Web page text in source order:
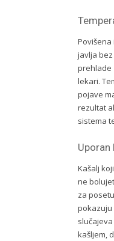
javlja
prehlade
lekari.
pojave
rezultat
sistema
Uporan
Kašalj
ne
za
pokazuju
kašljem,